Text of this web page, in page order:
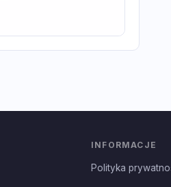
INFORMACJE
Polityka